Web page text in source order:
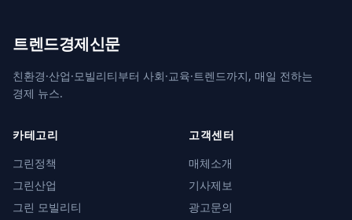
트렌드경제신문
친환경·산업·모빌리티부터 사회·교육·트렌드까지, 매일 전하는
경제 뉴스.
카테고리
그린정책
그린산업
그린 모빌리티
고객센터
매체소개
기사제보
광고문의